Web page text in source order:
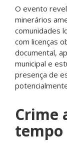
O evento
minerários
comunidades
com licenças
documental,
municipal e
presença de
Crime
tempo